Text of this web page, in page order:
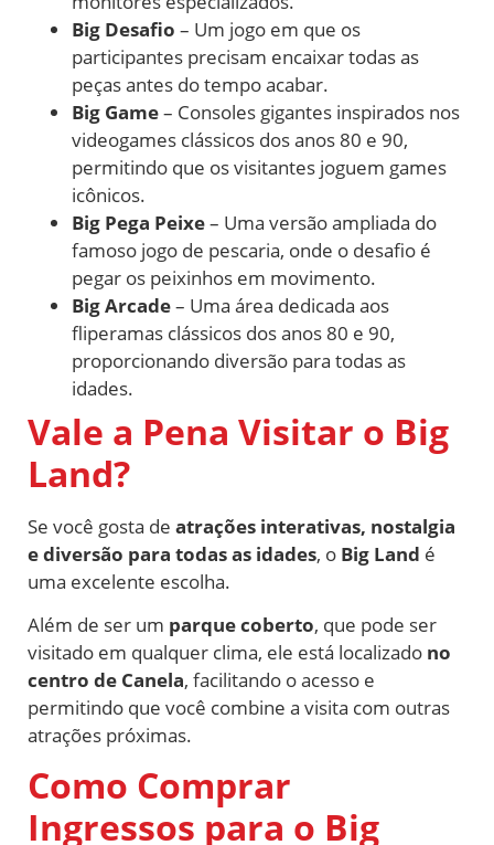
Big Desafio – Um jogo em que os
participantes precisam encaixar todas as
peças antes do tempo acabar.
Big Game– Consoles gigantes inspirados nos
videogames clássicos dos anos 80 e 90,
permitindo que os visitantes joguem games
icônicos.
Big Pega Peixe– Uma versão ampliada do
famoso jogo de pescaria, onde o desafio é
pegar os peixinhos em movimento.
Big Arcade– Uma área dedicada aos
fliperamas clássicos dos anos 80 e 90,
proporcionando diversão para todas as
idades.
Vale a Pena Visitar o Big
Land?
Se você gosta de atrações interativas, nostalgia
e diversão para todas as idades, o Big Land é
uma excelente escolha.
Além de ser um parque coberto, que pode ser
visitado em qualquer clima, ele está localizado no
centro de Canela, facilitando o acesso e
permitindo que você combine a visita com outras
atrações próximas.
Como Comprar
Ingressos para o Big